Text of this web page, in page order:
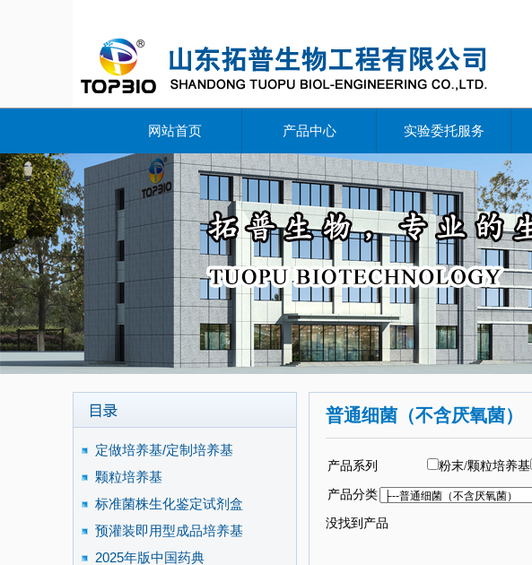
网站首页 产品中心 实验委托服务
定做培养基/定制培养基
颗粒培养基
标准菌株生化鉴定试剂盒
预灌装即用型成品培养基
2025年版中国药典
普通细菌（不含厌氧菌）
产品系列 粉末/颗粒培养基
产品分类
没找到产品